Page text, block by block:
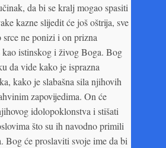
da bi se kralj mogao spasiti
kazne slijedit će još oštrija, sve
ne ponizi i on prizna
istinskog i živog Boga. Bog
da vide kako je isprazna
kako je slabašna sila njihovih
zapovijedima. On će
idolopoklonstva i stišati
što su ih navodno primili
Bog će proslaviti svoje ime da bi